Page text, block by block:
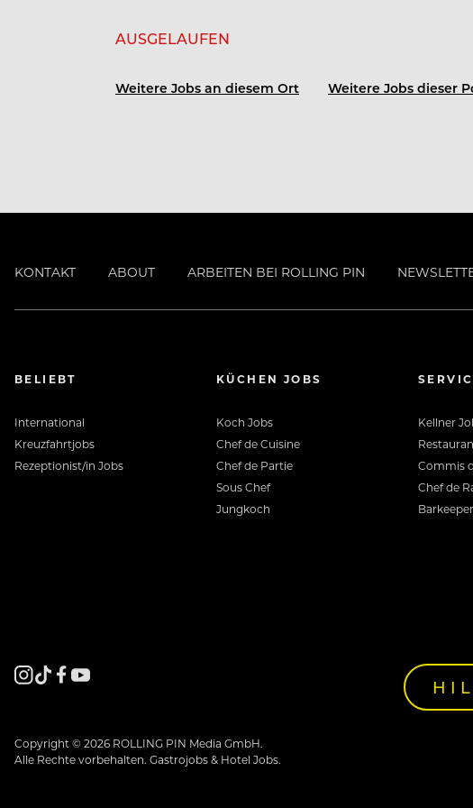
AUSGELAUFEN
Weitere Jobs an diesem Ort Weitere Jobs dieser
KONTAKT ABOUT ARBEITEN BEI ROLLING PIN
BELIEBT
International
Kreuzfahrtjobs
Rezeptionist/in Jobs
KÜCHEN JOBS
Koch Jobs
Chef de Cuisine
Chef de Partie
Sous Chef
Jungkoch
Kellner
Commis
Chef de
Copyright © 2026 ROLLING PIN Media GmbH.
Alle Rechte vorbehalten. Gastrojobs & Hotel Jobs.